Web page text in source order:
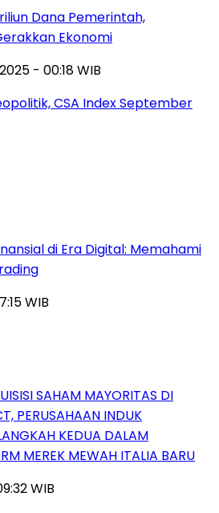
Dana Pemerintah,
Ekonomi
- 00:18 WIB
CSA Index September
di Era Digital: Memahami
WIB
SAHAM MAYORITAS DI
PERUSAHAAN INDUK
KEDUA DALAM
MEREK MEWAH ITALIA BARU
WIB